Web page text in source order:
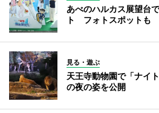
あべのハルカス展望台
ト フォトスポットも
見る・遊ぶ
天王寺動物園で「ナイ
の夜の姿を公開